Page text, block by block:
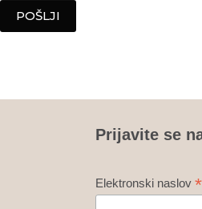
POŠLJI
Prijavite se
Elektronski naslov *